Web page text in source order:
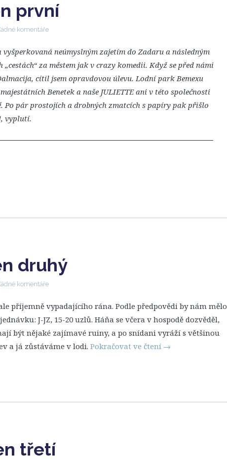
první
komentáře
vyšperkovaná neúmyslným zajetím do Zadaru a následným
„cestách“ za městem jak v crazy komedii. Když se před námi
cítil jsem opravdovou úlevu. Lodní park Bemexu
Benetek a naše JULIETTE ani v této společnosti
Po pár prostojích a drobných zmatcích s papíry pak přišlo
vyplutí.
druhý
komentáře
příjemně vypadajícího rána. Podle předpovědi by nám mělo
J-JZ, 15-20 uzlů. Háňa se včera v hospodě dozvěděl,
být nějaké zajímavé ruiny, a po snídani vyráží s většinou
a já zůstáváme v lodi. Pokračovat ve čtení →
třetí